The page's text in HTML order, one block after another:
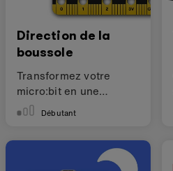
Direction de la
boussole
Transformez votre
micro:bit en une
boussole simple
Débutant